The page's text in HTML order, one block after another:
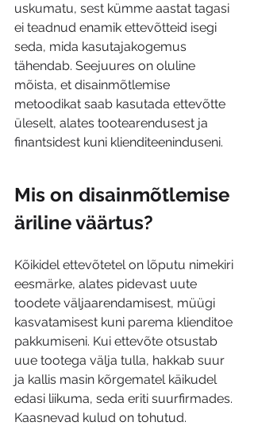
uskumatu, sest kümme aastat tagasi
ei teadnud enamik ettevõtteid isegi
seda, mida kasutajakogemus
tähendab. Seejuures on oluline
mõista, et disainmõtlemise
metoodikat saab kasutada ettevõtte
üleselt, alates tootearendusest ja
finantsidest kuni klienditeeninduseni.
Mis on disainmõtlemise
äriline väärtus?
Kõikidel ettevõtetel on lõputu nimekiri
eesmärke, alates pidevast uute
toodete väljaarendamisest, müügi
kasvatamisest kuni parema klienditoe
pakkumiseni. Kui ettevõte otsustab
uue tootega välja tulla, hakkab suur
ja kallis masin kõrgematel käikudel
edasi liikuma, seda eriti suurfirmades.
Kaasnevad kulud on tohutud.